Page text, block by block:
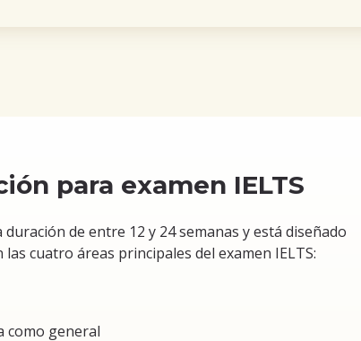
para examen IELTS
de entre 12 y 24 semanas y está diseñado
cuatro áreas principales del examen IELTS:
como general